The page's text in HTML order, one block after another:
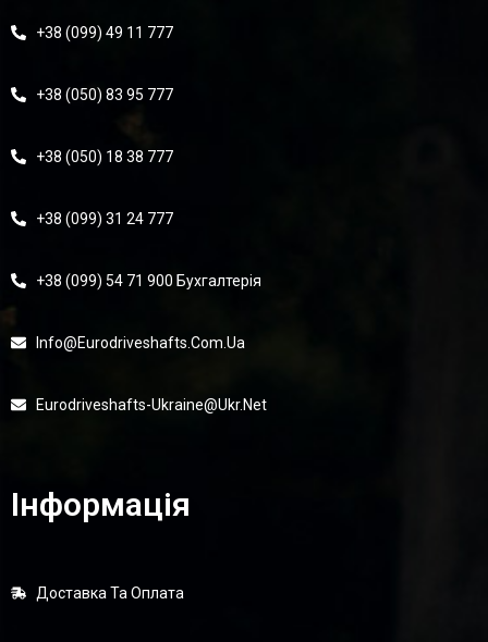
+38 (099) 49 11 777
+38 (050) 83 95 777
+38 (050) 18 38 777
+38 (099) 31 24 777
+38 (099) 54 71 900 Бухгалтерія
Info@eurodriveshafts.com.ua
Eurodriveshafts-Ukraine@ukr.net
Інформація
Доставка Та Оплата